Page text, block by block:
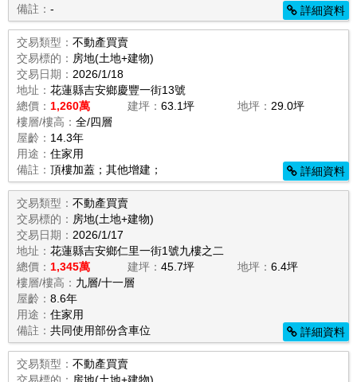
備註： - 詳細資料
交易類型： 不動產買賣
交易標的： 房地(土地+建物)
交易日期： 2026/1/18
地址： 花蓮縣吉安鄉慶豐一街13號
總價： 1,260萬 建坪： 63.1坪 地坪： 29.0坪
樓層/樓高： 全/四層
屋齡： 14.3年
用途： 住家用
備註： 頂樓加蓋；其他增建； 詳細資料
交易類型： 不動產買賣
交易標的： 房地(土地+建物)
交易日期： 2026/1/17
地址： 花蓮縣吉安鄉仁里一街1號九樓之二
總價： 1,345萬 建坪： 45.7坪 地坪：6.4坪
樓層/樓高： 九層/十一層
屋齡： 8.6年
用途： 住家用
備註： 共同使用部份含車位 詳細資料
交易類型： 不動產買賣